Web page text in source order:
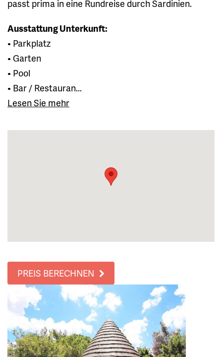
passt prima in eine Rundreise durch Sardinien.
Ausstattung Unterkunft:
• Parkplatz
• Garten
• Pool
• Bar / Restauran...
Lesen Sie mehr
PREIS BERECHNEN